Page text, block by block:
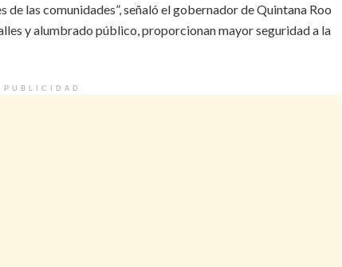
las comunidades”, señaló el gobernador de Quintana Roo
y alumbrado público, proporcionan mayor seguridad a la
PUBLICIDAD